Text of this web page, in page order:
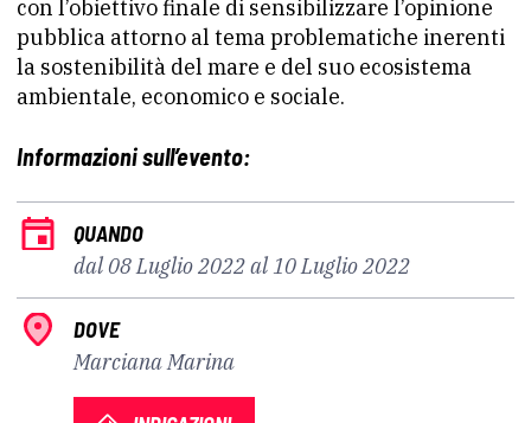
con l’obiettivo finale di sensibilizzare l’opinione
pubblica attorno al tema problematiche inerenti
la sostenibilità del mare e del suo ecosistema
ambientale, economico e sociale.
Informazioni sull’evento:
QUANDO
dal 08 Luglio 2022 al 10 Luglio 2022
DOVE
Marciana Marina